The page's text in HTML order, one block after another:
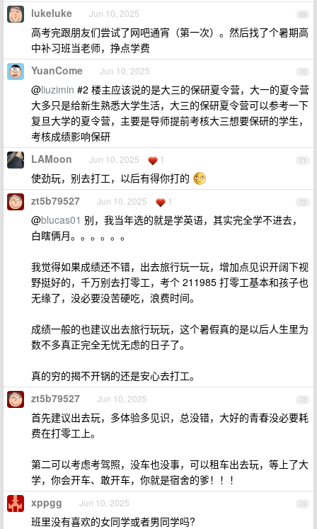
69
lukeluke Jun 10, 2025
高考完跟朋友们尝试了网吧通宵（第一次）。然后找了个暑期高
中补习班当老师，挣点学费
70
YuanCome Jun 10, 2025
@liuzimin #2 楼主应该说的是大三的保研夏令营，大一的夏令营
大多只是给新生熟悉大学生活，大三的保研夏令营可以参考一下
复旦大学的夏令营，主要是导师提前考核大三想要保研的学生，
考核成绩影响保研
71
LAMoon Jun 10, 2025 1
使劲玩，别去打工，以后有得你打的
72
zt5b79527 Jun 10, 2025 1
@blucas01 别，我当年选的就是学英语，其实完全学不进去，
白瞎俩月。。。。。。
我觉得如果成绩还不错，出去旅行玩一玩，增加点见识开阔下视
野挺好的，千万别去打零工，考个 211985 打零工基本和孩子也
无缘了，没必要没苦硬吃，浪费时间。
成绩一般的也建议出去旅行玩玩，这个暑假真的是以后人生里为
数不多真正完全无忧无虑的日子了。
真的穷的揭不开锅的还是安心去打工。
73
zt5b79527 Jun 10, 2025
首先建议出去玩，多体验多见识，总没错，大好的青春没必要耗
费在打零工上。
第二可以考虑考驾照，没车也没事，可以租车出去玩，等上了大
学，你会开车、敢开车，你就是宿舍的爹！！！
74
xppgg Jun 10, 2025
班里没有喜欢的女同学或者男同学吗?